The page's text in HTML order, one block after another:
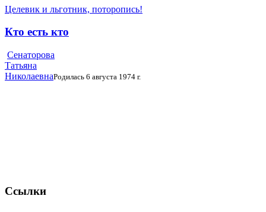
Целевик и льготник, поторопись!
Кто есть кто
Сенаторова
Татьяна
НиколаевнаРодилась 6 августа 1974 г.
Ссылки